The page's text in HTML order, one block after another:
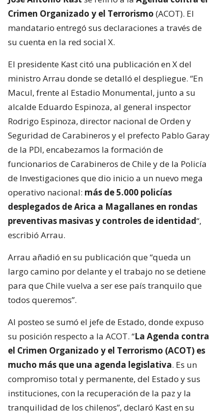
Crimen Organizado y el Terrorismo (ACOT). El
mandatario entregó sus declaraciones a través de
su cuenta en la red social X.
El presidente Kast citó una publicación en X del
ministro Arrau donde se detalló el despliegue. “En
Macul, frente al Estadio Monumental, junto a su
alcalde Eduardo Espinoza, al general inspector
Rodrigo Espinoza, director nacional de Orden y
Seguridad de Carabineros y el prefecto Pablo Garay
de la PDI, encabezamos la formación de
funcionarios de Carabineros de Chile y de la Policía
de Investigaciones que dio inicio a un nuevo mega
operativo nacional: más de 5.000 policías
desplegados de Arica a Magallanes en rondas
preventivas masivas y controles de identidad“,
escribió Arrau.
Arrau añadió en su publicación que “queda un
largo camino por delante y el trabajo no se detiene
para que Chile vuelva a ser ese país tranquilo que
todos queremos”.
Al posteo se sumó el jefe de Estado, donde expuso
su posición respecto a la ACOT. “La Agenda contra
el Crimen Organizado y el Terrorismo (ACOT) es
mucho más que una agenda legislativa. Es un
compromiso total y permanente, del Estado y sus
instituciones, con la recuperación de la paz y la
tranquilidad de los chilenos”, declaró Kast en su